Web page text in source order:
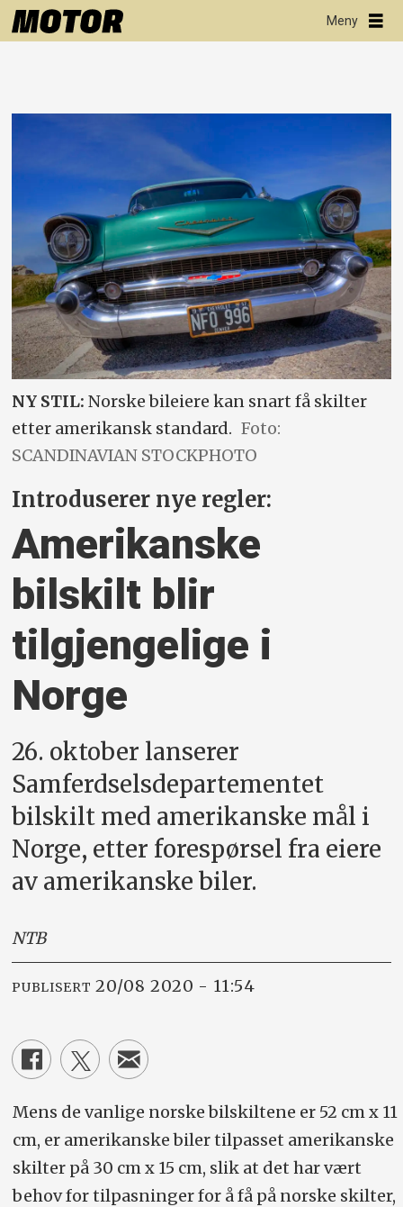
NY STIL: Norske bileiere kan snart få skilter
etter amerikansk standard. Foto:
SCANDINAVIAN STOCKPHOTO
Introduserer nye regler:
Amerikanske
bilskilt blir
tilgjengelige i
Norge
26. oktober lanserer
Samferdselsdepartementet
bilskilt med amerikanske mål i
Norge, etter forespørsel fra eiere
av amerikanske biler.
NTB
PUBLISERT 20/08 2020 - 11:54
Mens de vanlige norske bilskiltene er 52 cm x 11
cm, er amerikanske biler tilpasset amerikanske
skilter på 30 cm x 15 cm, slik at det har vært
behov for tilpasninger for å få på norske skilter,